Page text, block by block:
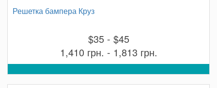
Решетка бампера Круз
$35 - $45
1,410 грн. - 1,813 грн.